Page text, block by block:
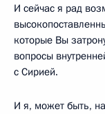
И сейчас я рад
которые Вы
вопросы
с Сирией.
И я, может быть,